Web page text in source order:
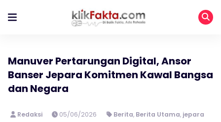
Manuver Pertarungan Digital, Ansor
Banser Jepara Komitmen Kawal Bangsa
dan Negara
Redaksi 05/06/2026 Berita, Berita Utama, jepara